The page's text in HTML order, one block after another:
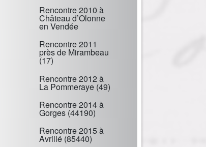
Rencontre 2010 à
Château d’Olonne
en Vendée
Rencontre 2011
près de Mirambeau
(17)
Rencontre 2012 à
La Pommeraye (49)
Rencontre 2014 à
Gorges (44190)
Rencontre 2015 à
Avrillé (85440)